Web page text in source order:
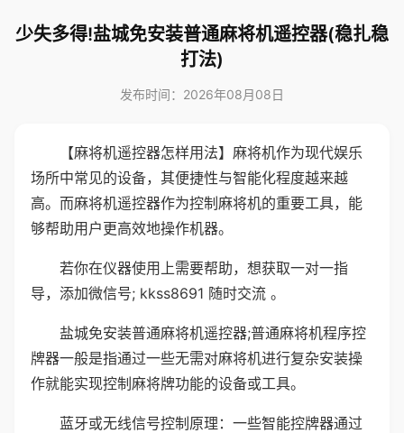
少失多得!盐城免安装普通麻将机遥控器(稳扎稳
打法)
发布时间：2026年08月08日
【麻将机遥控器怎样用法】麻将机作为现代娱乐
场所中常见的设备，其便捷性与智能化程度越来越
高。而麻将机遥控器作为控制麻将机的重要工具，能
够帮助用户更高效地操作机器。
若你在仪器使用上需要帮助，想获取一对一指
导，添加微信号; kkss8691 随时交流 。
盐城免安装普通麻将机遥控器;普通麻将机程序控
牌器一般是指通过一些无需对麻将机进行复杂安装操
作就能实现控制麻将牌功能的设备或工具。
蓝牙或无线信号控制原理：一些智能控牌器通过